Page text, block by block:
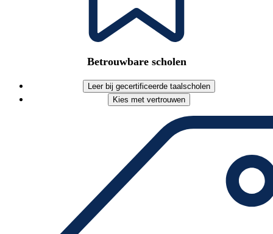
Betrouwbare scholen
Leer bij gecertificeerde taalscholen
Kies met vertrouwen